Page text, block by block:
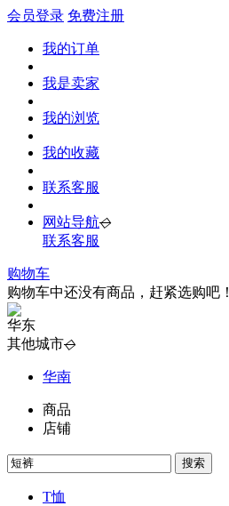
会员登录 免费注册
我的订单
我是卖家
我的浏览
我的收藏
联系客服
网站导航◇
联系客服
购物车
购物车中还没有商品，赶紧选购吧！
华东
其他城市◇
华南
商品
店铺
搜索
T恤